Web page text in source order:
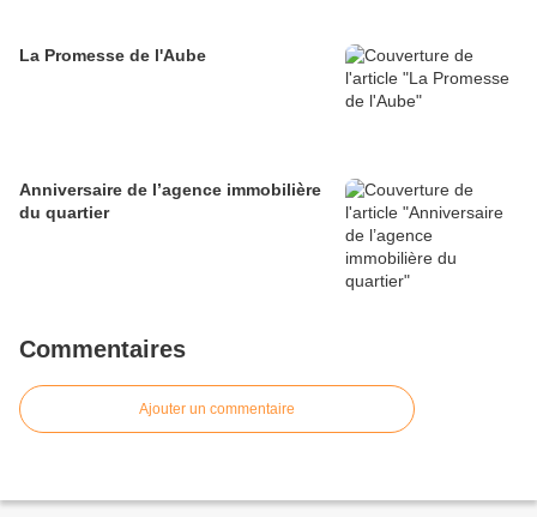
La Promesse de l'Aube
Anniversaire de l’agence immobilière
du quartier
Commentaires
Ajouter un commentaire